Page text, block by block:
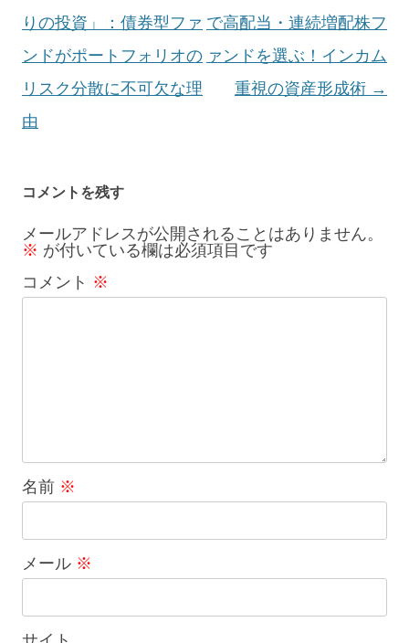
稿
ナ
ビ
ゲ
シ
ン
りの投資」：債券型ファ
ンドがポートフォリオの
リスク分散に不可欠な理
由
で高配当・連続増配株フ
ァンドを選ぶ！インカム
重視の資産形成術 →
コメントを残す
メールアドレスが公開されることはありません。
※ が付いている欄は必須項目です
コメント ※
名前 ※
メール ※